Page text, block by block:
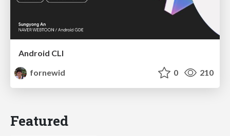
Android CLI
fornewid
0 210
Featured